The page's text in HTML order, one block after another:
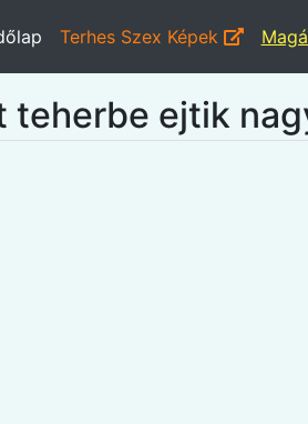
Terhes Szex Képek
teherbe ejtik